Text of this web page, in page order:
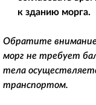
к зданию морга.
Обратите
морг не требует
тела
транспортом.